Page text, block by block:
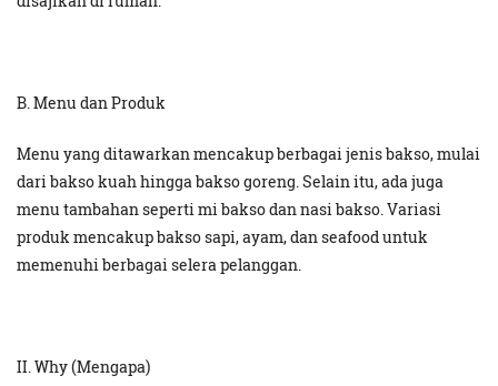
B. Menu dan Produk
Menu yang ditawarkan mencakup berbagai jenis bakso, mulai
dari bakso kuah hingga bakso goreng. Selain itu, ada juga
menu tambahan seperti mi bakso dan nasi bakso. Variasi
produk mencakup bakso sapi, ayam, dan seafood untuk
memenuhi berbagai selera pelanggan.
II. Why (Mengapa)